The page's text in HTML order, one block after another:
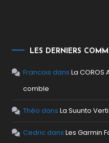
LES DERNIERS
Francois dansLa
comble
Théo dansLa Suunto
CedricdansLes Garmin